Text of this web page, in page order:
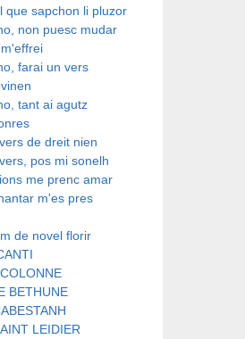
que sapchon li pluzor
non puesc mudar
farai un vers
tant ai agutz
de dreit nien
pos mi sonelh
me prenc amar
m'es pres
de novel florir
BETHUNE
LEIDIER